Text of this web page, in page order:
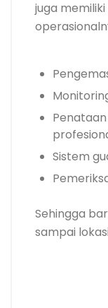
juga
Sistem
Sehingga
sampai